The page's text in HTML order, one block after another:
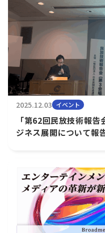
2025.12.03 イベント
「第62回民放技術報
ジネス展開について報